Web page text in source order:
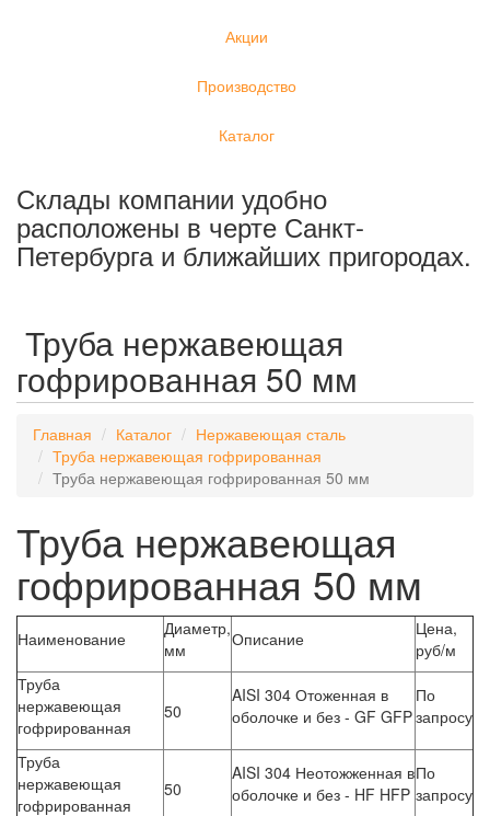
Акции
Производство
Каталог
Склады компании удобно
расположены в черте Санкт-
Петербурга и ближайших пригородах.
Труба нержавеющая
гофрированная 50 мм
Главная Каталог
Нержавеющая сталь
Труба нержавеющая гофрированная
Труба нержавеющая гофрированная 50 мм
Труба нержавеющая
гофрированная 50 мм
Наименование
Диаметр,
мм
Описание
Цена,
руб/м
Труба
нержавеющая
гофрированная
50
AISI 304 Отоженная в
оболочке и без - GF GFP
По
запросу
Труба
нержавеющая
гофрированная
50
AISI 304 Неотожженная в
оболочке и без - HF HFP
По
запросу